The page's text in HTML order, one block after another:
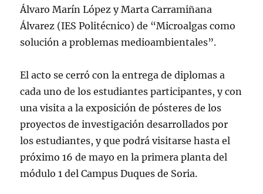
Álvaro Marín López y Marta Carramiñana
Álvarez (IES Politécnico) de “Microalgas como
solución a problemas medioambientales”.
El acto se cerró con la entrega de diplomas a
cada uno de los estudiantes participantes, y con
una visita a la exposición de pósteres de los
proyectos de investigación desarrollados por
los estudiantes, y que podrá visitarse hasta el
próximo 16 de mayo en la primera planta del
módulo 1 del Campus Duques de Soria.